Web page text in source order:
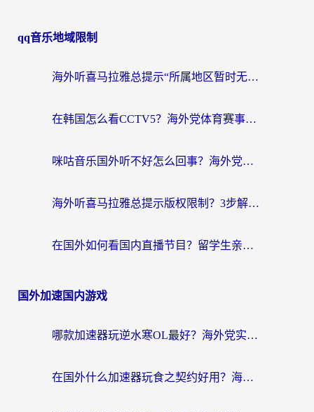
qq音乐地域限制
海外听喜马拉雅总提示“所属地区暂时无版权”？这个限制解除方法亲测有效！
在韩国怎么看CCTV5？海外党体育赛事+中文解说观看终极指南
咪咕音乐国外听不好怎么回事？海外党听歌自由的终极解决方案来了
海外听喜马拉雅总提示版权限制？3步解决+2个音乐平台问题全攻略
在国外如何看国内直播节目？留学生亲测有效的追剧加速指南
国外加速国内游戏
哪款加速器玩逆水寒OL最好？海外党实测后的终极选择指南
在国外什么加速器玩食之契约好用？海外党亲测有效的国服游戏加速指南